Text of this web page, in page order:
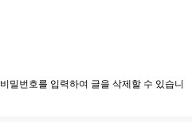
밀번호를 입력하여 글을 삭제할 수 있습니